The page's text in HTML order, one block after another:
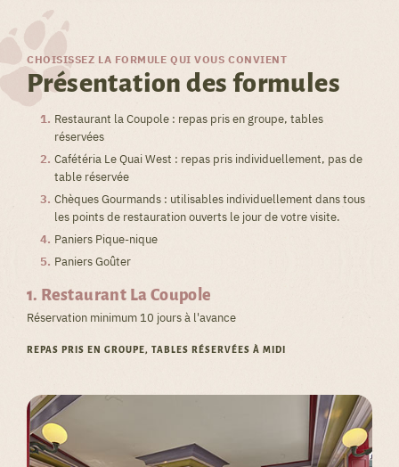
CHOISISSEZ LA FORMULE QUI VOUS CONVIENT
Présentation des formules
Restaurant la Coupole : repas pris en groupe, tables
réservées
Cafétéria Le Quai West : repas pris individuellement, pas de
table réservée
Chèques Gourmands : utilisables individuellement dans tous
les points de restauration ouverts le jour de votre visite.
Paniers Pique-nique
Paniers Goûter
1. Restaurant La Coupole
Réservation minimum 10 jours à l'avance
REPAS PRIS EN GROUPE, TABLES RÉSERVÉES À MIDI